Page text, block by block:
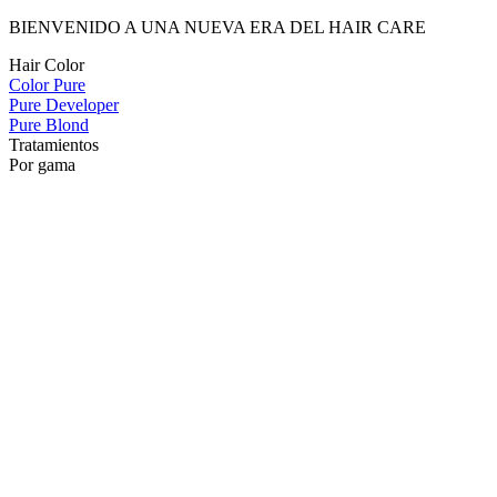
BIENVENIDO A UNA NUEVA ERA DEL HAIR CARE
Hair Color
Color Pure
Pure Developer
Pure Blond
Tratamientos
Por gama